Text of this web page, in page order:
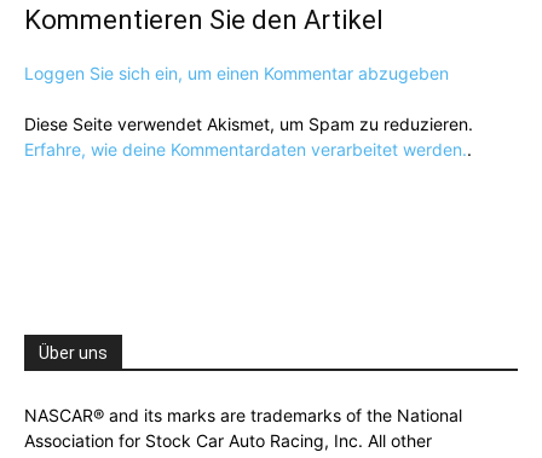
Kommentieren Sie den Artikel
Loggen Sie sich ein, um einen Kommentar abzugeben
Diese Seite verwendet Akismet, um Spam zu reduzieren.
Erfahre, wie deine Kommentardaten verarbeitet werden..
Über uns
NASCAR® and its marks are trademarks of the National
Association for Stock Car Auto Racing, Inc. All other